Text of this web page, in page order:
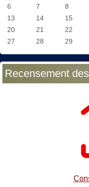
6
7 8
13
14 15
20
21 22
27
28 29
Recensement